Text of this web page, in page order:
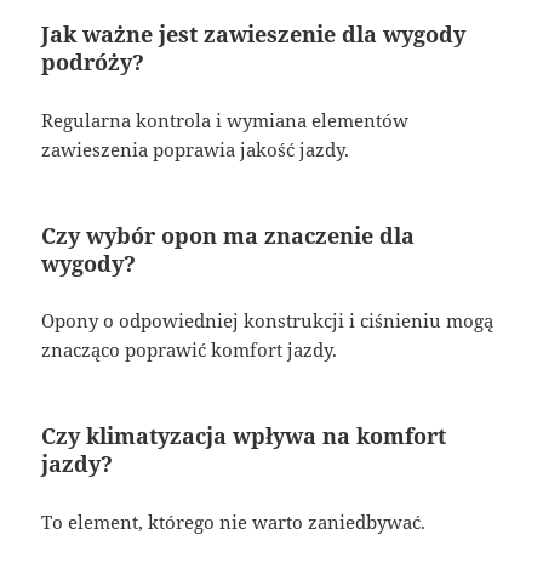
Jak ważne jest zawieszenie dla wygody
podróży?
Regularna kontrola i wymiana elementów
zawieszenia poprawia jakość jazdy.
Czy wybór opon ma znaczenie dla
wygody?
Opony o odpowiedniej konstrukcji i ciśnieniu mogą
znacząco poprawić komfort jazdy.
Czy klimatyzacja wpływa na komfort
jazdy?
To element, którego nie warto zaniedbywać.